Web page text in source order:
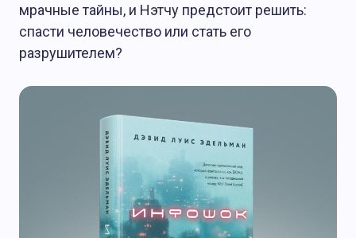
мрачные тайны, и Нэтчу предстоит решить:
спасти человечество или стать его
разрушителем?